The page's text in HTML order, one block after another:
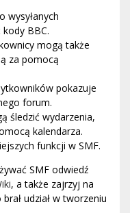
wysyłanych
BBC.
mogą także
za pomocą
pokazuje
forum.
śledzić wydarzenia,
kalendarza.
funkcji w SMF.
SMF odwiedź
, a także zajrzyj na
udział w tworzeniu